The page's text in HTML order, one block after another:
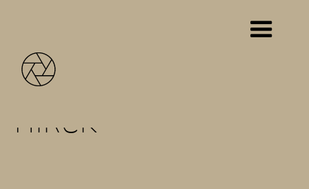
Hírek